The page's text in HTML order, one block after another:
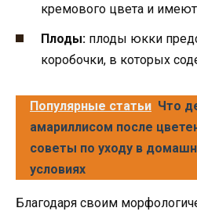
кремового цвета и
Плоды: плоды юкки
коробочки, в которых
Популярные статьи Что
амариллисом после
советы по уходу в
условиях
Благодаря своим